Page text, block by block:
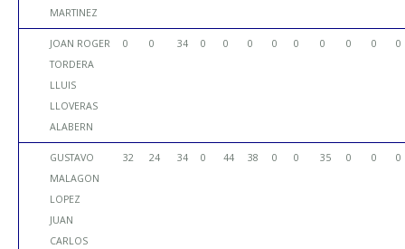
MARTINEZ
JOAN ROGER
TORDERA
LLUIS
LLOVERAS
ALABERN
0 0 34 0 0 0 0 0 0 0 0 0
GUSTAVO
MALAGON
LOPEZ
JUAN
CARLOS
32 24 34 0 44 38 0 0 35 0 0 0